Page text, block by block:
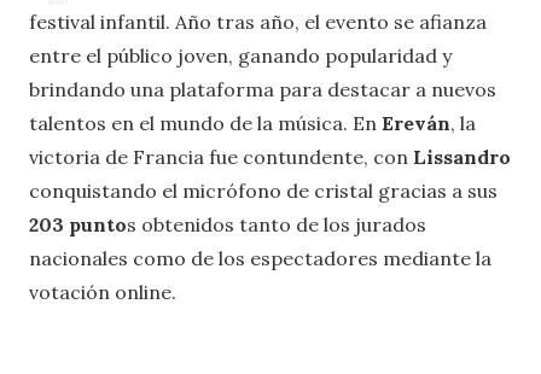
festival infantil. Año tras año, el evento se afianza
entre el público joven, ganando popularidad y
brindando una plataforma para destacar a nuevos
talentos en el mundo de la música. En Ereván, la
victoria de Francia fue contundente, con Lissandro
conquistando el micrófono de cristal gracias a sus
203 puntos obtenidos tanto de los jurados
nacionales como de los espectadores mediante la
votación online.